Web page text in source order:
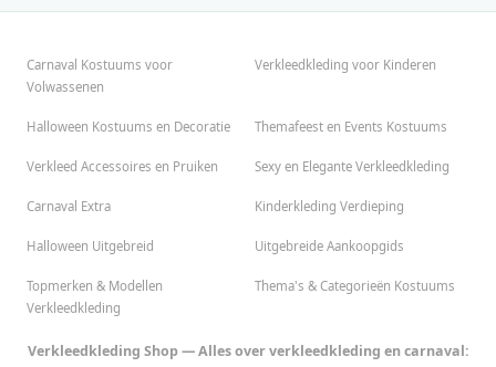
Carnaval Kostuums voor
Volwassenen
Verkleedkleding voor Kinderen
Halloween Kostuums en Decoratie Themafeest en Events Kostuums
Verkleed Accessoires en Pruiken Sexy en Elegante Verkleedkleding
Carnaval Extra Kinderkleding Verdieping
Halloween Uitgebreid Uitgebreide Aankoopgids
Topmerken & Modellen
Verkleedkleding
Thema's & Categorieën Kostuums
Verkleedkleding Shop — Alles over verkleedkleding en carnaval: